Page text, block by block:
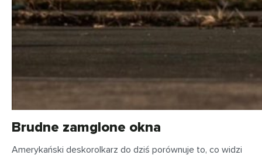
Brudne zamglone okna
Amerykański deskorolkarz do dziś porównuje to, co widzi